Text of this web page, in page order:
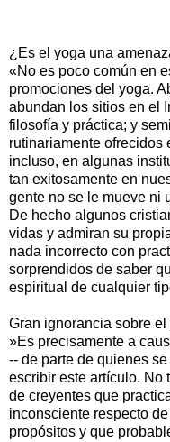
¿Es el yoga una
«No es poco común en
promociones del yoga.
abundan los sitios en el
filosofía y práctica; y
rutinariamente ofrecidos
incluso, en algunas
tan exitosamente en
gente no se le mueve ni
De hecho algunos
vidas y admiran su
nada incorrecto con
sorprendidos de saber
espiritual de cualquier
Gran ignorancia sobre el
»Es precisamente a
-- de parte de quienes
escribir este artículo. No
de creyentes que
inconsciente respecto
propósitos y que